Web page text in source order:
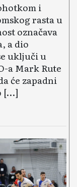
i
rasta u
označava
a dio
uključi u
a Mark Rute
će zapadni
[…]